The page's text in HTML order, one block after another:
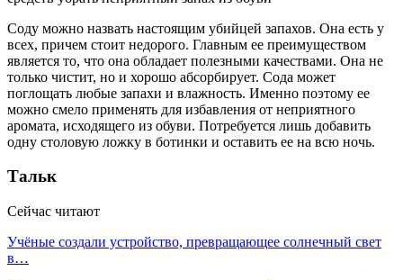
Соду можно назвать настоящим убийцей запахов. Она есть у
всех, причем стоит недорого. Главным ее преимуществом
является то, что она обладает полезными качествами. Она не
только чистит, но и хорошо абсорбирует. Сода может
поглощать любые запахи и влажность. Именно поэтому ее
можно смело применять для избавления от неприятного
аромата, исходящего из обуви. Потребуется лишь добавить
одну столовую ложку в ботинки и оставить ее на всю ночь.
Тальк
Сейчас читают
Учёные создали устройство, превращающее солнечный свет
в…